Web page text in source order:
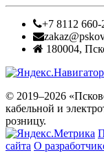
+7 8112 660-
180004,
© 2019–2026
кабельной и
розницу.
сайта О